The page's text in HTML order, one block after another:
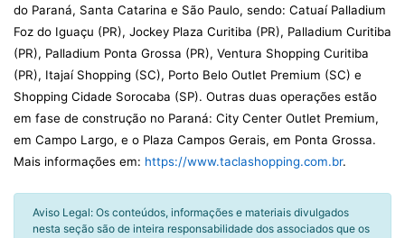
do Paraná, Santa Catarina e São Paulo, sendo: Catuaí Palladium
Foz do Iguaçu (PR), Jockey Plaza Curitiba (PR), Palladium Curitiba
(PR), Palladium Ponta Grossa (PR), Ventura Shopping Curitiba
(PR), Itajaí Shopping (SC), Porto Belo Outlet Premium (SC) e
Shopping Cidade Sorocaba (SP). Outras duas operações estão
em fase de construção no Paraná: City Center Outlet Premium,
em Campo Largo, e o Plaza Campos Gerais, em Ponta Grossa.
Mais informações em: https://www.taclashopping.com.br.
Aviso Legal: Os conteúdos, informações e materiais divulgados
nesta seção são de inteira responsabilidade dos associados que os